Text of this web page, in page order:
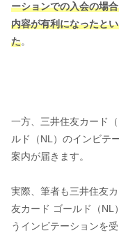
ーションでの入会の場
内容が有利になったと
た。
一方、三井住友カード
ルド（NL）のインビテ
案内が届きます。
実際、筆者も三井住友
友カード ゴールド（NL
うインビテーションを